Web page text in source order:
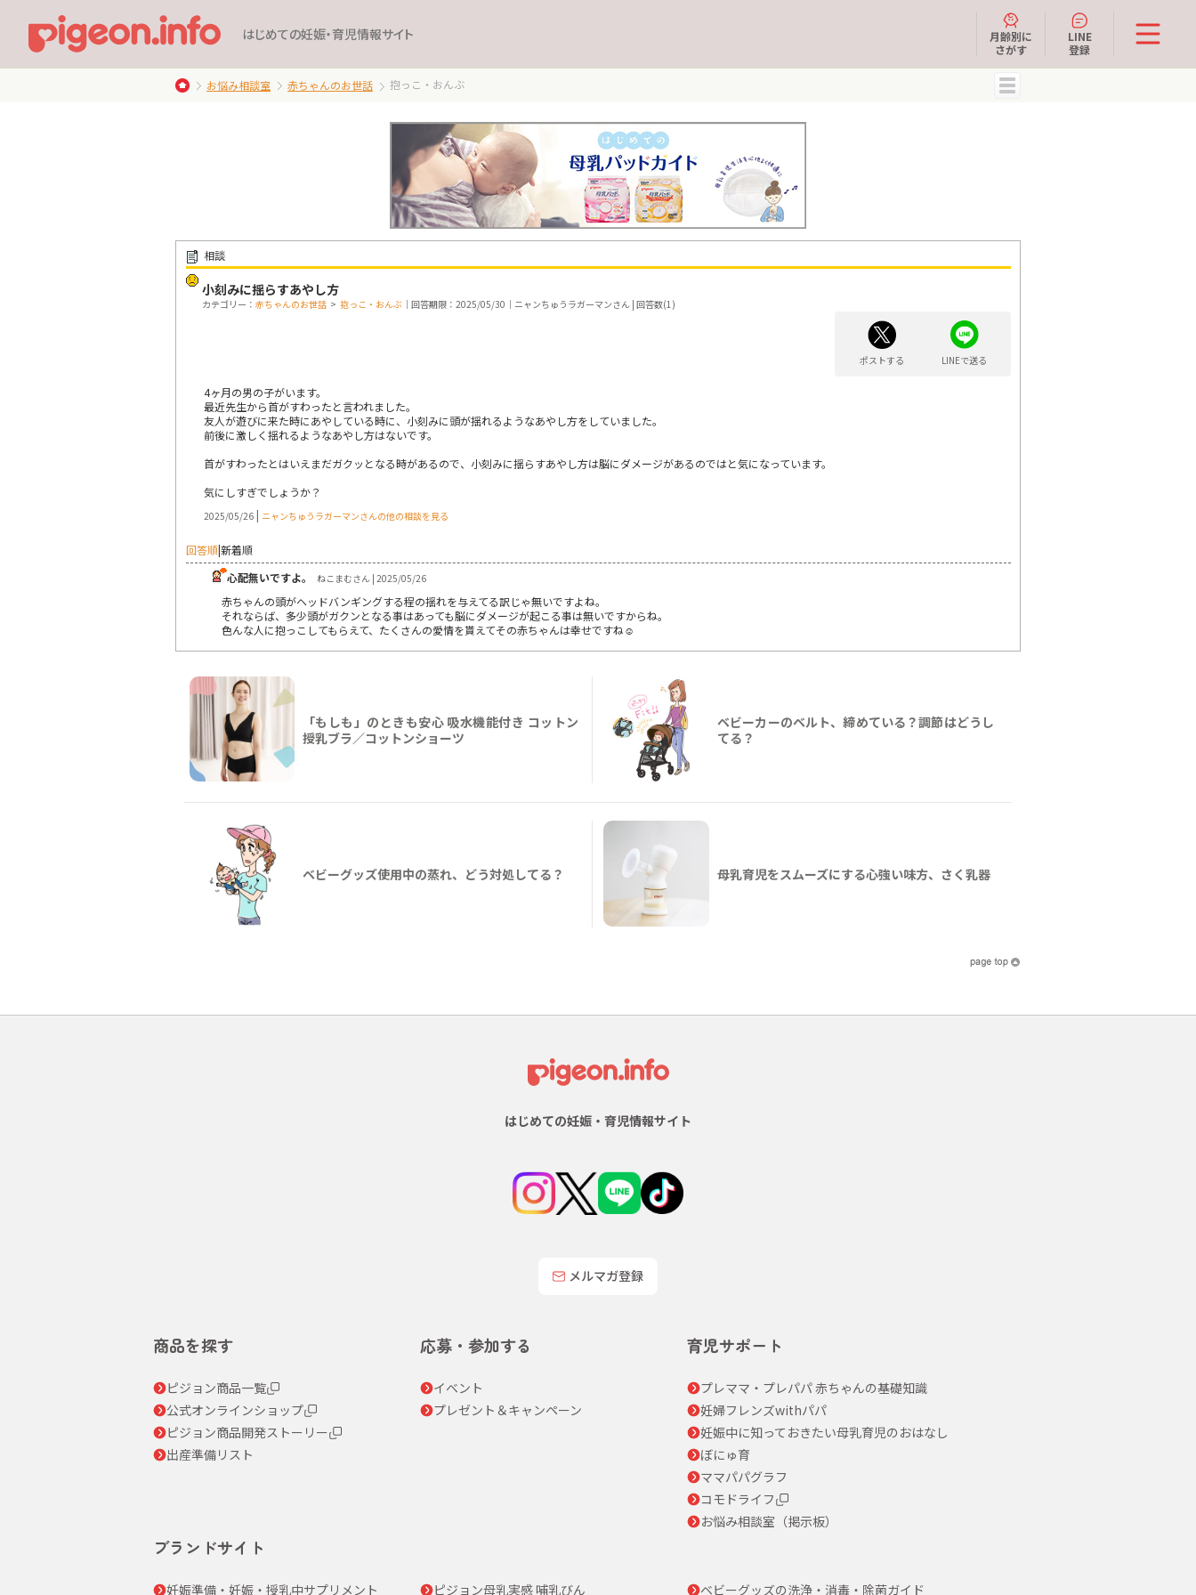
はじめての妊娠・育児情報サイト
月齢別に
さがす
LINE
登録
お悩み相談室 赤ちゃんのお世話 抱っこ・おんぶ
相談
小刻みに揺らすあやし方
カテゴリー： 赤ちゃんのお世話 > 抱っこ・おんぶ ｜回答期限：2025/05/30｜ニャンちゅうラガーマンさん | 回答数(1)
ポストする LINEで送る
4ヶ月の男の子がいます。
最近先生から首がすわったと言われました。
友人が遊びに来た時にあやしている時に、小刻みに頭が揺れるようなあやし方をしていました。
前後に激しく揺れるようなあやし方はないです。
首がすわったとはいえまだガクッとなる時があるので、小刻みに揺らすあやし方は脳にダメージがあるのではと気になっています。
気にしすぎでしょうか？
2025/05/26 | ニャンちゅうラガーマンさんの他の相談を見る
回答順|新着順
心配無いですよ。
ねこまむさん | 2025/05/26
赤ちゃんの頭がヘッドバンギングする程の揺れを与えてる訳じゃ無いですよね。
それならば、多少頭がガクンとなる事はあっても脳にダメージが起こる事は無いですからね。
色んな人に抱っこしてもらえて、たくさんの愛情を貰えてその赤ちゃんは幸せですね☺️
「もしも」のときも安心 吸水機能付き コットン
授乳ブラ／コットンショーツ
ベビーカーのベルト、締めている？調節はどうし
てる？
ベビーグッズ使用中の蒸れ、どう対処してる？ 母乳育児をスムーズにする心強い味方、さく乳器
はじめての妊娠・育児情報サイト
メルマガ登録
商品を探す
ピジョン商品一覧
公式オンラインショップ
ピジョン商品開発ストーリー
出産準備リスト
応募・参加する
イベント
プレゼント＆キャンペーン
育児サポート
プレママ・プレパパ 赤ちゃんの基礎知識
妊婦フレンズwithパパ
妊娠中に知っておきたい母乳育児のおはなし
ぼにゅ育
ママパパグラフ
コモドライフ
お悩み相談室（掲示板）
ブランドサイト
妊娠準備・妊娠・授乳中サプリメント ピジョン母乳実感 哺乳びん ベビーグッズの洗浄・消毒・除菌ガイド